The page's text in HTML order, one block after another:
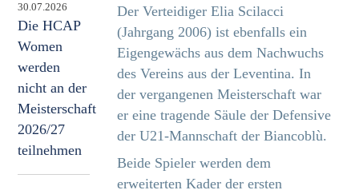
Der Verteidiger Elia Scilacci
(Jahrgang 2006) ist ebenfalls ein
Eigengewächs aus dem Nachwuchs
des Vereins aus der Leventina. In
der vergangenen Meisterschaft war
er eine tragende Säule der Defensive
der U21-Mannschaft der Biancoblù.
Beide Spieler werden dem
erweiterten Kader der ersten
30.07.2026
Die HCAP
Women
werden
nicht an der
Meisterschaft
2026/27
teilnehmen